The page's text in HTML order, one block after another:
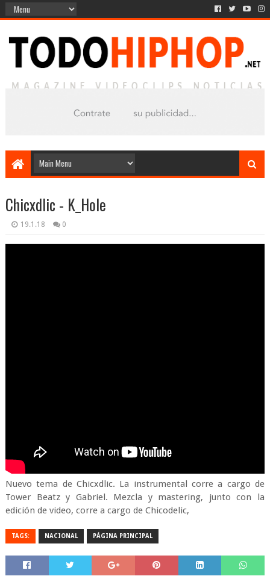
Chicxdlic - K_Hole
19.1.18 0
Nuevo tema de Chicxdlic. La instrumental corre a cargo de
Tower Beatz y Gabriel. Mezcla y mastering, junto con la
edición de video, corre a cargo de Chicodelic,
TAGS: NACIONAL PÁGINA PRINCIPAL